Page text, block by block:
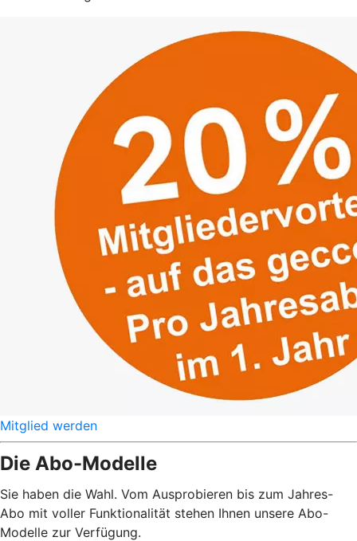
Mitglied werden
Die Abo-Modelle
Sie haben die Wahl. Vom Ausprobieren bis zum Jahres-
Abo mit voller Funktionalität stehen Ihnen unsere Abo-
Modelle zur Verfügung.